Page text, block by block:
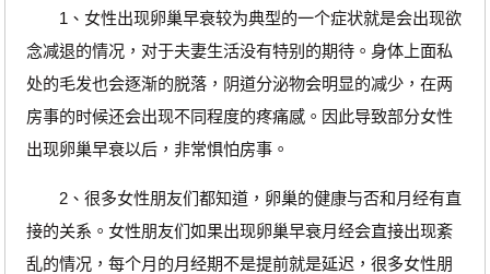
1、女性出现卵巢早衰较为典型的一个症状就是会出现欲
念减退的情况，对于夫妻生活没有特别的期待。身体上面私
处的毛发也会逐渐的脱落，阴道分泌物会明显的减少，在两
房事的时候还会出现不同程度的疼痛感。因此导致部分女性
出现卵巢早衰以后，非常惧怕房事。
2、很多女性朋友们都知道，卵巢的健康与否和月经有直
接的关系。女性朋友们如果出现卵巢早衰月经会直接出现紊
乱的情况，每个月的月经期不是提前就是延迟，很多女性朋